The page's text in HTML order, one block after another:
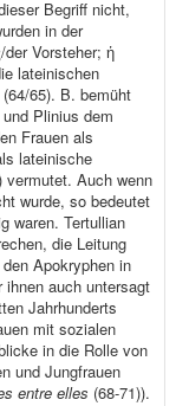
Begriff nicht,
in der
Vorsteher; ἡ
lateinischen
65). B. bemüht
Plinius dem
Frauen als
lateinische
vermutet. Auch wenn
wurde, so bedeutet
waren. Tertullian
die Leitung
Apokryphen in
auch untersagt
Jahrhunderts
mit sozialen
in die Rolle von
und Jungfrauen
entre elles (68-71)).